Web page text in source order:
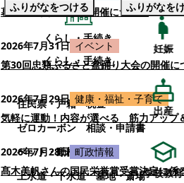
くらし・手続き
くらし・手続き
住民票・戸籍
税金
ゼロカーボン
相談・申請書
ペット・動植物
ごみ
上水道・下水道
墓地・斎場
幕別町防災フェアの開催について
2026年7月31日 イベント
第30回忠類ふるさと盆踊り大会の開催に
2026年7月29日 健康・福祉・子育て
気軽に運動！内容が選べる 筋力アップ
2026年7月28日 町政情報
髙木美帆さんの国民栄誉賞受賞決定に係
妊娠
出産
学校教育
ふりがなをつける ふりがなを